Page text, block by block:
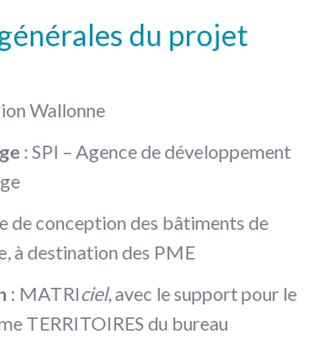
du projet
Wallonne
: SPI – Agence de développement
de conception des bâtiments de
à destination des PME
: MATRIciel, avec le support pour le
TERRITOIRES du bureau